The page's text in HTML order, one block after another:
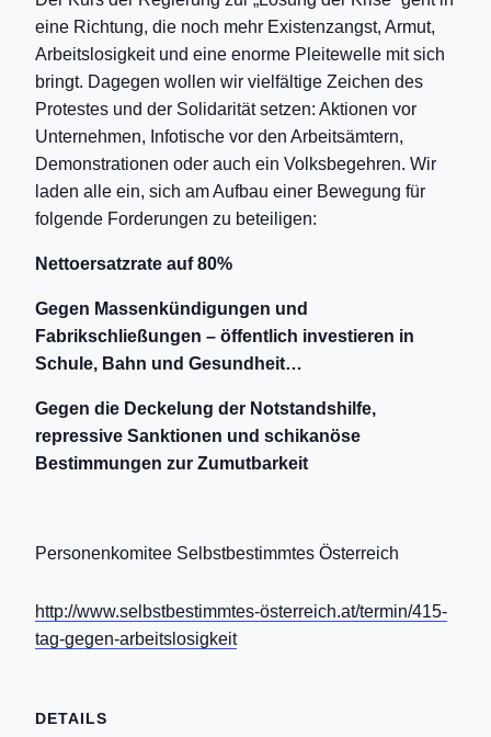
eine Richtung, die noch mehr Existenzangst, Armut,
Arbeitslosigkeit und eine enorme Pleitewelle mit sich
bringt. Dagegen wollen wir vielfältige Zeichen des
Protestes und der Solidarität setzen: Aktionen vor
Unternehmen, Infotische vor den Arbeitsämtern,
Demonstrationen oder auch ein Volksbegehren. Wir
laden alle ein, sich am Aufbau einer Bewegung für
folgende Forderungen zu beteiligen:
Nettoersatzrate auf 80%
Gegen Massenkündigungen und
Fabrikschließungen – öffentlich investieren in
Schule, Bahn und Gesundheit…
Gegen die Deckelung der Notstandshilfe,
repressive Sanktionen und schikanöse
Bestimmungen zur Zumutbarkeit
Personenkomitee Selbstbestimmtes Österreich
http://www.selbstbestimmtes-österreich.at/termin/415-
tag-gegen-arbeitslosigkeit
DETAILS